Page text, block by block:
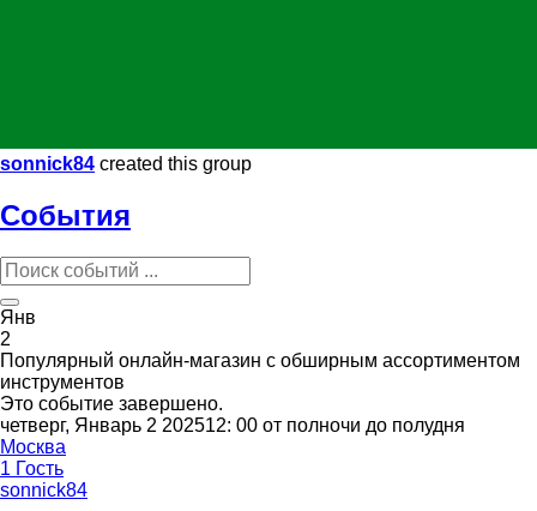
sonnick84 created this group
События
Янв
2
Популярный онлайн-магазин с обширным ассортиментом
инструментов
Это событие завершено.
четверг, Январь 2 202512: 00 от полночи до полудня
Москва
1 Гость
sonnick84